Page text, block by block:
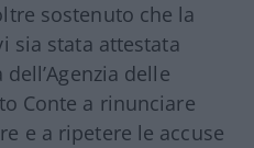
sostenuto che la
sia stata attestata
delle
Conte a rinunciare
e a ripetere le accuse